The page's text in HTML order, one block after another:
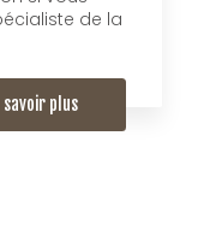
de la
savoir plus